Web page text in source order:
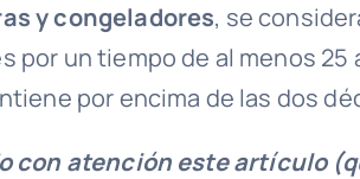
y congeladores, se
por un tiempo de al menos 25
por encima de las dos
con atención este artículo